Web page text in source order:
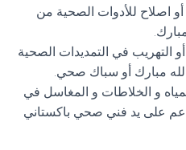
اصلاح للأدوات الصحية من
التهريب في التمديدات الصحية
مبارك أو سباك صحي.
و الخلاطات و المغاسل في
على يد فني صحي باكستاني